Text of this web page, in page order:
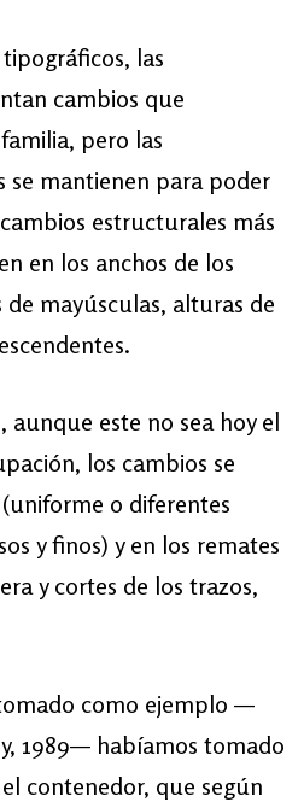
las
cambios que
pero las
se mantienen para poder
estructurales más
en los anchos de los
de mayúsculas, alturas de
aunque este no sea hoy el
los cambios se
o diferentes
y finos) y en los remates
y cortes de los trazos,
como ejemplo —
1989— habíamos tomado
contenedor, que según